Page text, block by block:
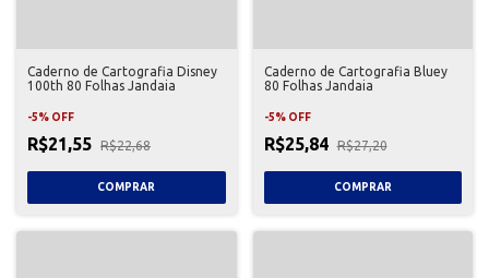
Caderno de Cartografia Disney
100th 80 Folhas Jandaia
-5% OFF
R$21,55 R$22,68
Caderno de Cartografia Bluey
80 Folhas Jandaia
-5% OFF
R$25,84 R$27,20